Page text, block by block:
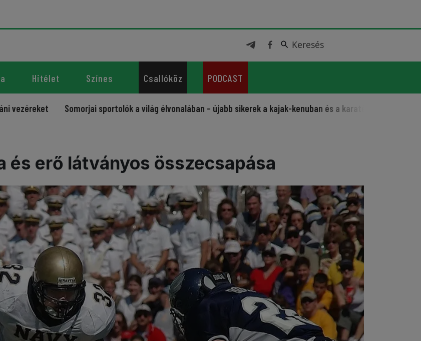
Keresés
Hitélet Színes Csallóköz PODCAST
Somorjai sportolók a világ élvonalában – újabb sikerek a kajak-kenuban és a karatéban
erő látványos összecsapása